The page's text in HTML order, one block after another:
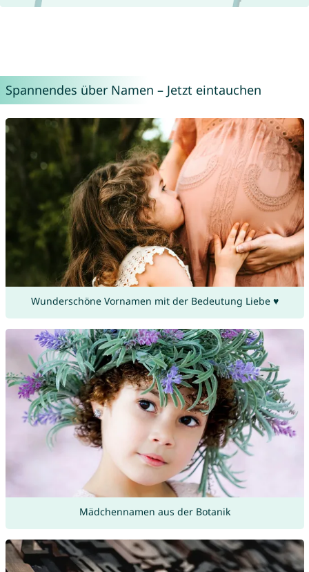
Spannendes über Namen – Jetzt eintauchen
Wunderschöne Vornamen mit der Bedeutung Liebe ♥
Mädchennamen aus der Botanik